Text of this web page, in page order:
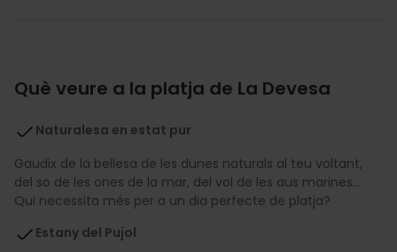
Què veure a la platja de La Devesa
Naturalesa en estat pur
Gaudix de la bellesa de les dunes naturals al teu voltant,
del so de les ones de la mar, del vol de les aus marines…
Qui necessita més per a un dia perfecte de platja?
Estany del Pujol